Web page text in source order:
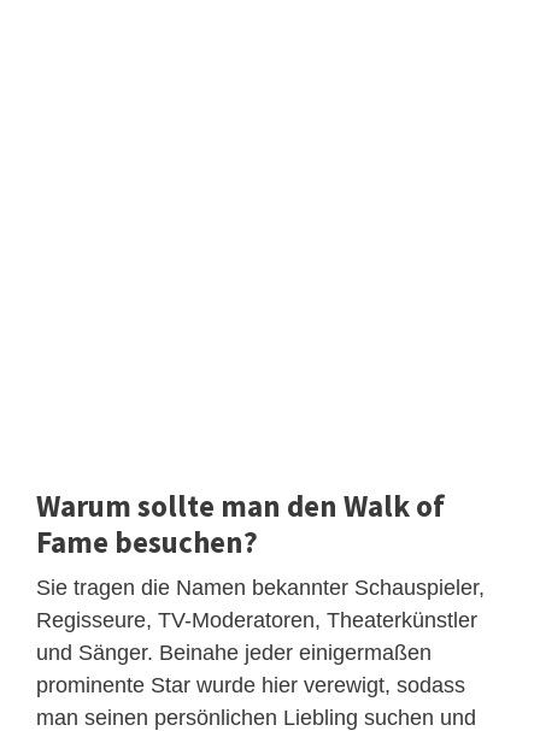
Warum sollte man den Walk of
Fame besuchen?
Sie tragen die Namen bekannter Schauspieler,
Regisseure, TV-Moderatoren, Theaterkünstler
und Sänger. Beinahe jeder einigermaßen
prominente Star wurde hier verewigt, sodass
man seinen persönlichen Liebling suchen und